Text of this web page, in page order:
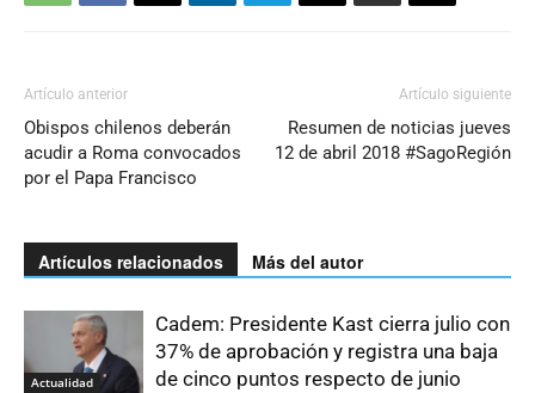
Artículo anterior
Obispos chilenos deberán
acudir a Roma convocados
por el Papa Francisco
Artículo siguiente
Resumen de noticias jueves
12 de abril 2018 #SagoRegión
Artículos relacionados Más del autor
Actualidad
Cadem: Presidente Kast cierra julio con
37% de aprobación y registra una baja
de cinco puntos respecto de junio